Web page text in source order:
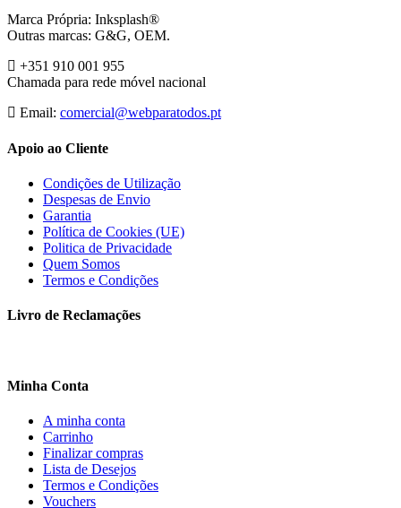
Marca Própria: Inksplash®
Outras marcas: G&G, OEM.
+351 910 001 955
Chamada para rede móvel nacional
Email: comercial@webparatodos.pt
Apoio ao Cliente
Condições de Utilização
Despesas de Envio
Garantia
Política de Cookies (UE)
Politica de Privacidade
Quem Somos
Termos e Condições
Livro de Reclamações
Minha Conta
A minha conta
Carrinho
Finalizar compras
Lista de Desejos
Termos e Condições
Vouchers